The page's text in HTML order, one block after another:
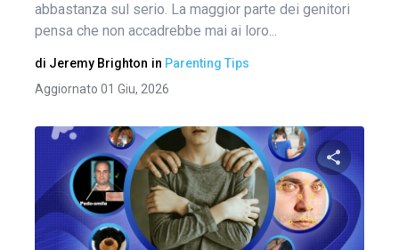
abbastanza sul serio. La maggior parte dei genitori
pensa che non accadrebbe mai ai loro...
di Jeremy Brighton in Parenting Tips
Aggiornato 01 Giu, 2026
Condividi